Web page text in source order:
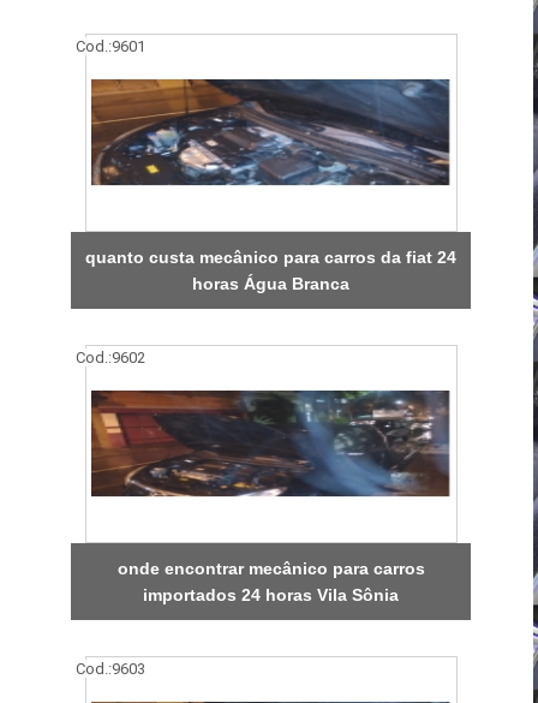
Cod.:9601
quanto custa mecânico para carros da fiat 24
horas Água Branca
Cod.:9602
onde encontrar mecânico para carros
importados 24 horas Vila Sônia
Cod.:9603